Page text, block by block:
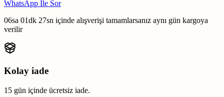
WhatsApp İle Sor
06sa 01dk 26sn içinde alışverişi tamamlarsanız aynı gün kargoya
verilir
Kolay iade
15 gün içinde ücretsiz iade.